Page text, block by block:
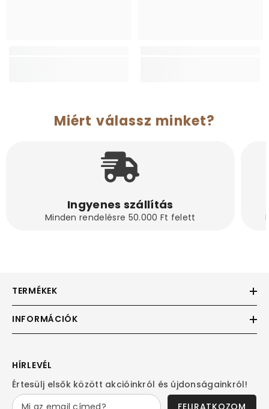
Miért válassz minket?
Ingyenes szállítás
Minden rendelésre 50.000 Ft felett
TERMÉKEK
INFORMÁCIÓK
HÍRLEVÉL
Értesülj elsők között akcióinkról és újdonságainkról!